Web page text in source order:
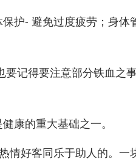
护- 避免过度疲劳；身
记得要注意部分铁血之
康的重大基础之一。
情好客同乐于助人的。一